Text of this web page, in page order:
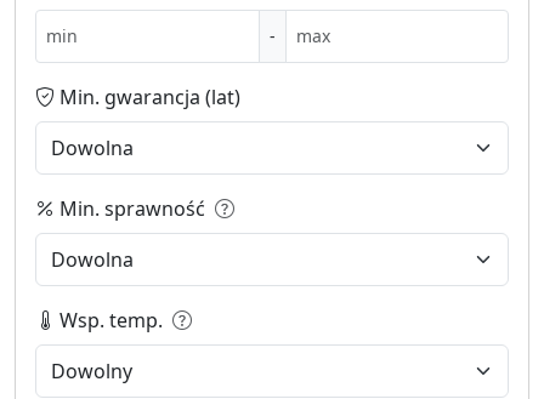
-
Min. gwarancja (lat)
Min. sprawność
Wsp. temp.